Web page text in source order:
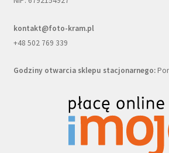
kontakt@foto-kram.pl
+48 502 769 339
Godziny otwarcia sklepu stacjonarnego: